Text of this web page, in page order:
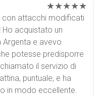
★★★★★
con attacchi modificati
acquistato un
Argenta e avevo
potesse predisporre
il servizio di
puntuale, e ha
in modo eccellente.